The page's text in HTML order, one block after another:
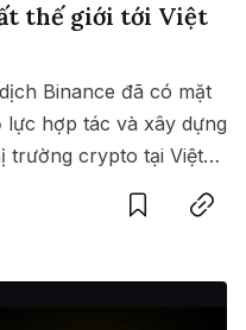
thế giới tới Việt
Binance đã có mặt
lực hợp tác và xây dựng
trường crypto tại Việt
SaveCopy link